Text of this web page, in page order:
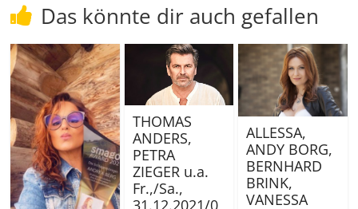
Das könnte dir auch gefallen
THOMAS
ANDERS,
PETRA
ZIEGER u.a.
Fr.,/Sa.,
31.12.2021/0
ALLESSA,
ANDY BORG,
BERNHARD
BRINK,
VANESSA